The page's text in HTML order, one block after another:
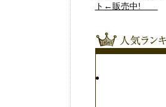
ト←販売中!